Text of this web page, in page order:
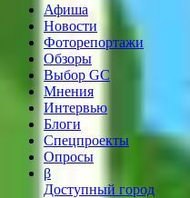
Афиша
Новости
Фоторепортажи
Обзоры
Выбор GC
Мнения
Интервью
Блоги
Спецпроекты
Опросы
β
Доступный город